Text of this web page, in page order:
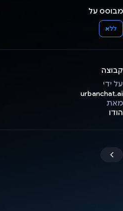
מבוסס על
ללא
קבוצה
על ידי
urbanchat.ai
מאת
הודו